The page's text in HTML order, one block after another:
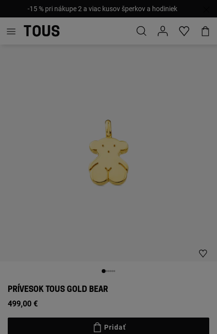
-15 % pri nákupe 2 a viac kusov šperkov a hodiniek
PRÍVESOK TOUS GOLD BEAR
499,00 €
Pridať